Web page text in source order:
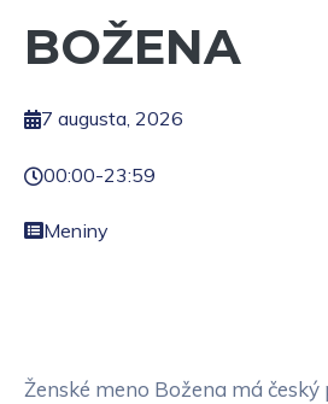
BOŽENA
7 augusta, 2026
00:00-23:59
Meniny
Ženské meno Božena má